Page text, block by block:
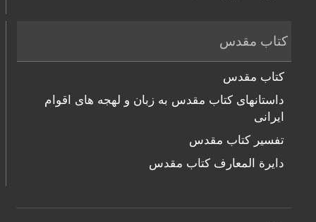
کتاب مقدس
کتاب مقدس
داستانهای کتاب مقدس به زبان و لهجه های اقوام
ایرانی
تفسیر کتاب مقدس
دایرة المعارف کتاب مقدس